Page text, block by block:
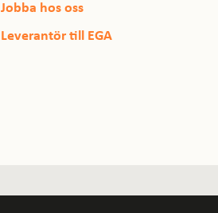
Jobba hos oss
Leverantör till EGA